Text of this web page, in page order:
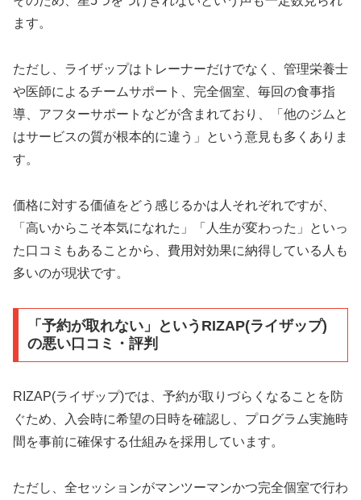
ます。
ただし、ライザップはトレーナーだけでなく、管理栄養士
や医師によるチームサポート、完全個室、毎回の食事指
導、アフターサポートなどが含まれており、「他のジムと
はサービスの質が根本的に違う」という意見も多くありま
す。
価格に対する価値をどう感じるかは人それぞれですが、
「高いからこそ本気になれた」「人生が変わった」といっ
た口コミもあることから、費用対効果に納得している人も
多いのが現状です。
「予約が取れない」というRIZAP(ライザップ)
の悪い口コミ・評判
RIZAP(ライザップ)では、予約が取りづらくなることを防
ぐため、入会時に希望の日時を確認し、プログラム実施時
間を事前に確保する仕組みを採用しています。
ただし、全セッションがマンツーマンかつ完全個室で行わ